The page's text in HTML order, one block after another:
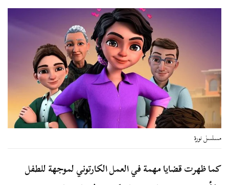
مسلسل نورة
كما ظهرت قضايا مهمة في العمل الكارتوني لموجهة للطفل